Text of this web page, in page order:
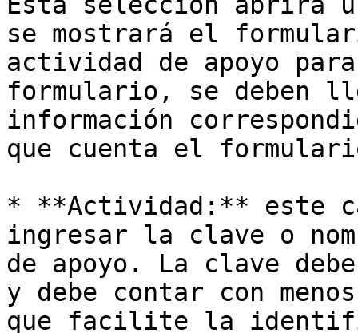
se mostrará el
actividad de apoyo
formulario, se deben
información
que cuenta el
* **Actividad:** este
ingresar la clave o
de apoyo. La clave
y debe contar con
que facilite la